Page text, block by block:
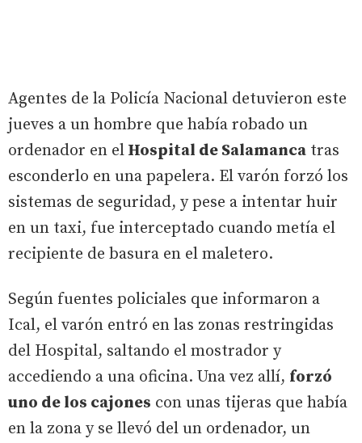
Agentes de la Policía Nacional detuvieron este
jueves a un hombre que había robado un
ordenador en el Hospital de Salamanca tras
esconderlo en una papelera. El varón forzó los
sistemas de seguridad, y pese a intentar huir
en un taxi, fue interceptado cuando metía el
recipiente de basura en el maletero.
Según fuentes policiales que informaron a
Ical, el varón entró en las zonas restringidas
del Hospital, saltando el mostrador y
accediendo a una oficina. Una vez allí, forzó
uno de los cajones con unas tijeras que había
en la zona y se llevó del un ordenador, un